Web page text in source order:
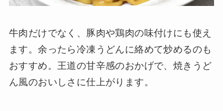
牛肉だけでなく、豚肉や鶏肉の味付けにも使え
ます。余ったら冷凍うどんに絡めて炒めるのも
おすすめ。王道の甘辛感のおかげで、焼きうど
ん風のおいしさに仕上がります。